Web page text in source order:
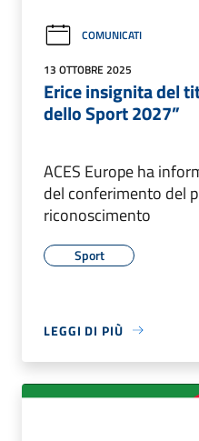
COMUNICATI
13 OTTOBRE 2025
Erice insignita del
dello Sport 2027”
ACES Europe ha
del conferimento del
riconoscimento
Sport
LEGGI DI PIÙ